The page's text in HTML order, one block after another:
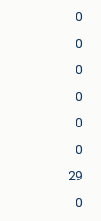
0
0
0
0
0
0
29
0